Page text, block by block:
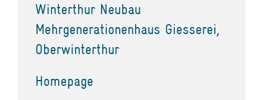
Winterthur Neubau
Mehrgenerationenhaus Giesserei,
Oberwinterthur
Homepage